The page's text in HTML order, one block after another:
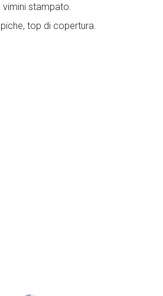
stampato.
top di copertura.